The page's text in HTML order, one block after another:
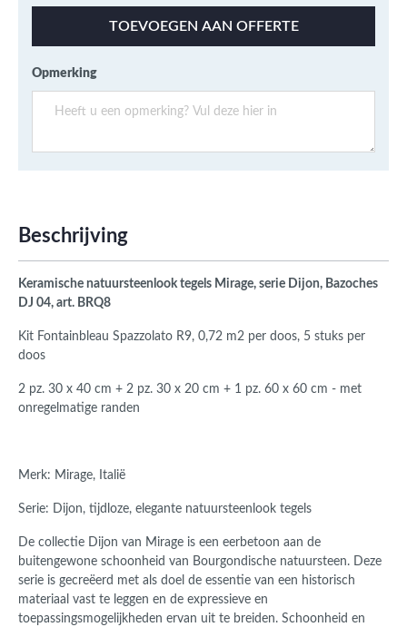
TOEVOEGEN AAN OFFERTE
Opmerking
Beschrijving
Keramische natuursteenlook tegels Mirage, serie Dijon, Bazoches
DJ 04, art. BRQ8
Kit Fontainbleau Spazzolato R9, 0,72 m2 per doos, 5 stuks per
doos
2 pz. 30 x 40 cm + 2 pz. 30 x 20 cm + 1 pz. 60 x 60 cm - met
onregelmatige randen
Merk: Mirage, Italië
Serie: Dijon, tijdloze, elegante natuursteenlook tegels
De collectie Dijon van Mirage is een eerbetoon aan de
buitengewone schoonheid van Bourgondische natuursteen. Deze
serie is gecreëerd met als doel de essentie van een historisch
materiaal vast te leggen en de expressieve en
toepassingsmogelijkheden ervan uit te breiden. Schoonheid en